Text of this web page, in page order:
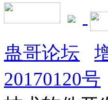
蛊哥论坛
20170120号